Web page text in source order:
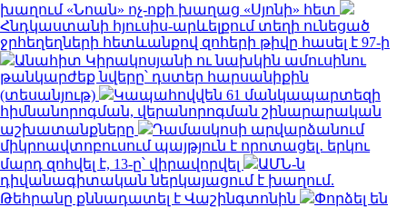
խաղում «Նոան» ոչ-ոքի խաղաց «Սյոնի» հետ
Հնդկաստանի հյուսիս-արևելքում տեղի ունեցած
ջրհեղեղների հետևանքով զոհերի թիվը հասել է 97-ի
Անահիտ Կիրակոսյանի ու նախկին ամուսինու
թանկարժեք նվերը՝ դստեր հարսանիքին
(տեսանյութ)
Կապահովվեն 61 մանկապարտեզի
հիմնանորոգման, վերանորոգման շինարարական
աշխատանքները
Դամասկոսի արվարձանում
միկրոավտոբուսում պայթյուն է որոտացել․ երկու
մարդ զոհվել է, 13-ը՝ վիրավորվել
ԱՄՆ-ն
դիվանագիտական ներկայացում է խաղում.
Թեհրանը քննադատել է Վաշինգտոնին
Փորձել են